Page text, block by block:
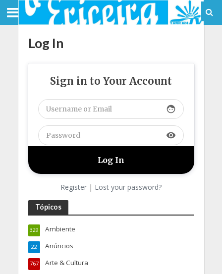
Log In
Sign in to Your Account
face
visibility
Register | Lost your password?
Tópicos
Ambiente
329
Anúncios
22
Arte & Cultura
767